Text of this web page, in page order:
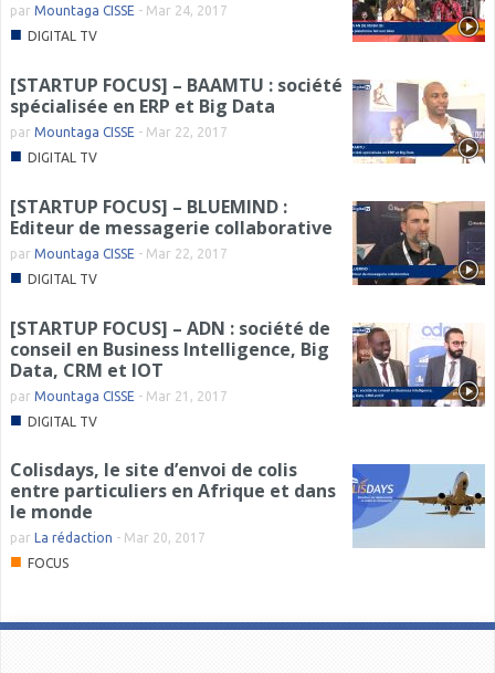
par Mountaga CISSE - Mar 24, 2017
■ DIGITAL TV
[STARTUP FOCUS] – BAAMTU : société
spécialisée en ERP et Big Data
par Mountaga CISSE - Mar 22, 2017
■ DIGITAL TV
[STARTUP FOCUS] – BLUEMIND :
Editeur de messagerie collaborative
par Mountaga CISSE - Mar 22, 2017
■ DIGITAL TV
[STARTUP FOCUS] – ADN : société de
conseil en Business Intelligence, Big
Data, CRM et IOT
par Mountaga CISSE - Mar 21, 2017
■ DIGITAL TV
Colisdays, le site d’envoi de colis
entre particuliers en Afrique et dans
le monde
par La rédaction - Mar 20, 2017
■ FOCUS